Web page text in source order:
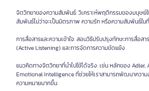
จิตวิทยาของความสัมพันธ์: วิเคราะห์พฤติกรรมของมนุษย์ใ
สัมพันธ์ไม่ว่าจะเป็นมิตรภาพ ความรัก หรือความสัมพันธ์ใน
การสื่อสารและความเข้าใจ: สอนวิธีปรับปรุงทักษะการสื่อสา
(Active Listening) และการจัดการความขัดแย้ง
แนวคิดทางจิตวิทยาที่นําไปใช้ได้จริง: เช่น หลักของ Adler,
Emotional Intelligence ที่ช่วยให้เราสามารถพัฒนาควา
ความหมายมากขึ้น